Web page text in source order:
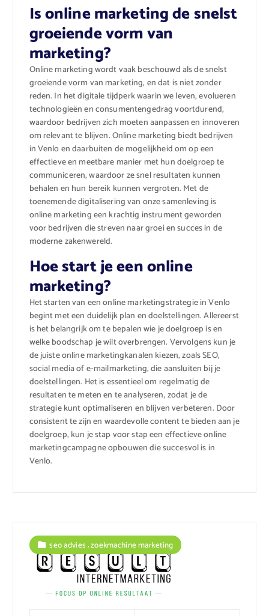
Is online marketing de snelst
groeiende vorm van
marketing?
Online marketing wordt vaak beschouwd als de snelst
groeiende vorm van marketing, en dat is niet zonder
reden. In het digitale tijdperk waarin we leven, evolueren
technologieën en consumentengedrag voortdurend,
waardoor bedrijven zich moeten aanpassen en innoveren
om relevant te blijven. Online marketing biedt bedrijven
in Venlo en daarbuiten de mogelijkheid om op een
effectieve en meetbare manier met hun doelgroep te
communiceren, waardoor ze snel resultaten kunnen
behalen en hun bereik kunnen vergroten. Met de
toenemende digitalisering van onze samenleving is
online marketing een krachtig instrument geworden
voor bedrijven die streven naar groei en succes in de
moderne zakenwereld.
Hoe start je een online
marketing?
Het starten van een online marketingstrategie in Venlo
begint met een duidelijk plan en doelstellingen. Allereerst
is het belangrijk om te bepalen wie je doelgroep is en
welke boodschap je wilt overbrengen. Vervolgens kun je
de juiste online marketingkanalen kiezen, zoals SEO,
social media of e-mailmarketing, die aansluiten bij je
doelstellingen. Het is essentieel om regelmatig de
resultaten te meten en te analyseren, zodat je de
strategie kunt optimaliseren en blijven verbeteren. Door
consistent te zijn en waardevolle content te bieden aan je
doelgroep, kun je stap voor stap een effectieve online
marketingcampagne opbouwen die succesvol is in
Venlo.
seo advies,zoekmachine marketing